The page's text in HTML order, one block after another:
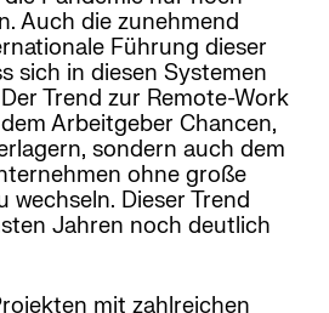
Auch die zunehmend
Führung dieser
sich in diesen Systemen
Trend zur Remote-Work
Arbeitgeber Chancen,
sondern auch dem
ohne große
wechseln. Dieser Trend
Jahren noch deutlich
mit zahlreichen